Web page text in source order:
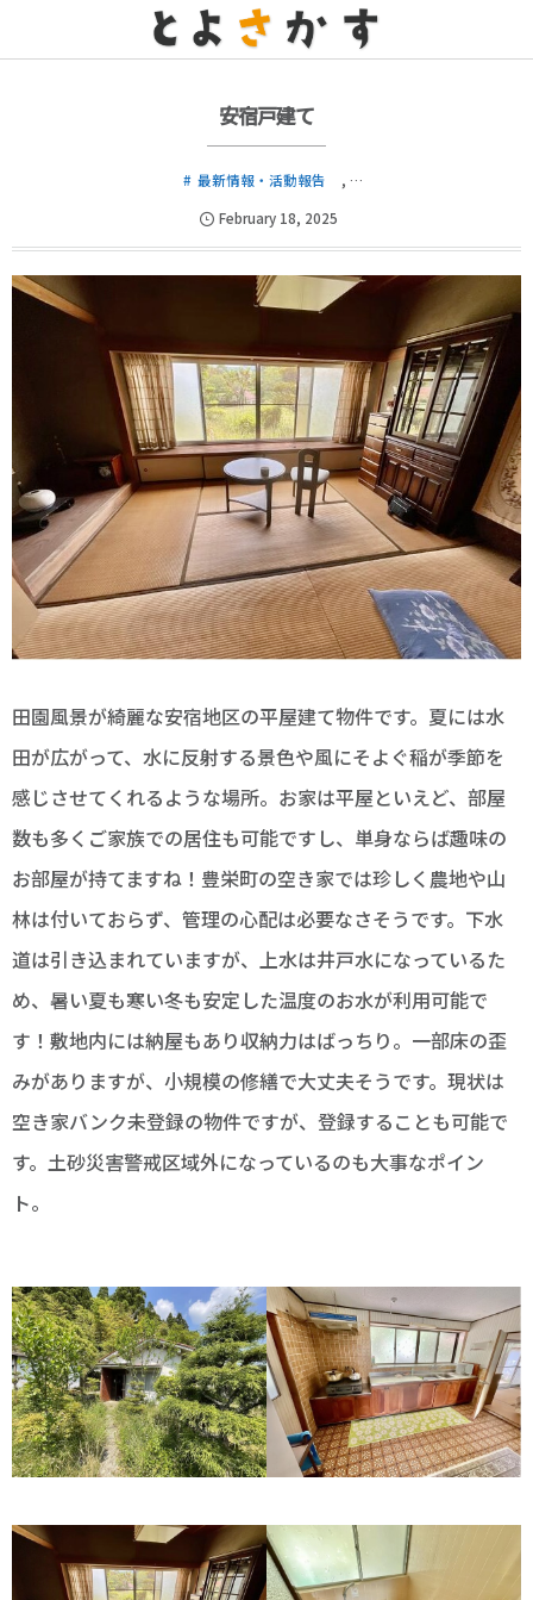
安宿戸建て
最新情報・活動報告
, …
February 18, 2025
田園風景が綺麗な安宿地区の平屋建て物件です。夏には水
田が広がって、水に反射する景色や風にそよぐ稲が季節を
感じさせてくれるような場所。お家は平屋といえど、部屋
数も多くご家族での居住も可能ですし、単身ならば趣味の
お部屋が持てますね！豊栄町の空き家では珍しく農地や山
林は付いておらず、管理の心配は必要なさそうです。下水
道は引き込まれていますが、上水は井戸水になっているた
め、暑い夏も寒い冬も安定した温度のお水が利用可能で
す！敷地内には納屋もあり収納力はばっちり。一部床の歪
みがありますが、小規模の修繕で大丈夫そうです。現状は
空き家バンク未登録の物件ですが、登録することも可能で
す。土砂災害警戒区域外になっているのも大事なポイン
ト。